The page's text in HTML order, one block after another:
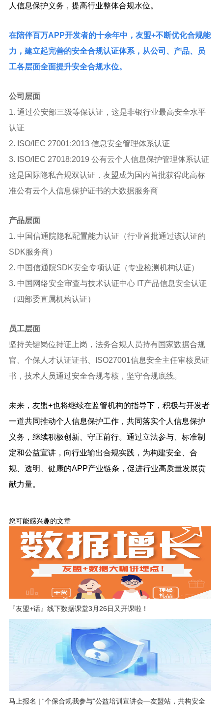
人信息保护义务，提高行业整体合规水位。
在陪伴百万APP开发者的十余年中，友盟+不断优化合规能
力，建立起完善的安全合规认证体系，从公司、产品、员
工各层面全面提升安全合规水位。
公司层面
1. 通过公安部三级等保认证，这是非银行业最高安全水平
认证
2. ISO/IEC 27001:2013 信息安全管理体系认证
3. ISO/IEC 27018:2019 公有云个人信息保护管理体系认证
这是国际隐私合规双认证，友盟成为国内首批获得此高标
准公有云个人信息保护证书的大数据服务商
产品层面
1. 中国信通院隐私配置能力认证（行业首批通过该认证的
SDK服务商）
2. 中国信通院SDK安全专项认证（专业检测机构认证）
3. 中国网络安全审查与技术认证中心 IT产品信息安全认证
（四部委直属机构认证）
员工层面
坚持关键岗位持证上岗，法务合规人员持有国家数据合规
官、个保人才认证证书、ISO27001信息安全主任审核员证
书，技术人员通过安全合规考核，坚守合规底线。
未来，友盟+也将继续在监管机构的指导下，积极与开发者
一道共同推动个人信息保护工作，共同落实个人信息保护
义务，继续积极创新、守正前行。通过立法参与、标准制
定和公益宣讲，向行业输出合规实践，为构建安全、合
规、透明、健康的APP产业链条，促进行业高质量发展贡
献力量。
您可能感兴趣的文章
『友盟+话』线下数据课堂3月26日又开课啦！
马上报名 | “个保合规我参与”公益培训宣讲会—友盟站，共构安全